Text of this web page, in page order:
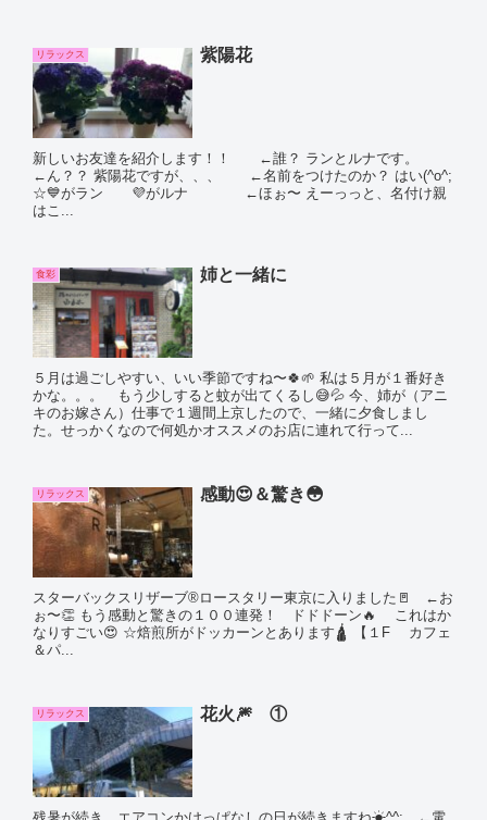
リラックス 紫陽花
新しいお友達を紹介します！！ ←誰？ ランとルナです。
←ん？？ 紫陽花ですが、、、 ←名前をつけたのか？ はい(^o^;
☆💙がラン 💜がルナ ←ほぉ〜 えーっっと、名付け親
はこ...
食彩 姉と一緒に
５月は過ごしやすい、いい季節ですね〜🍀🌱 私は５月が１番好き
かな。。。 もう少しすると蚊が出てくるし😅💦 今、姉が（アニ
キのお嫁さん）仕事で１週間上京したので、一緒に夕食しまし
た。せっかくなので何処かオススメのお店に連れて行って...
リラックス 感動😍＆驚き😳
スターバックスリザーブ®︎ロースタリー東京に入りました🚪 ←お
ぉ〜👏 もう感動と驚きの１００連発！ ドドドーン🔥 これはか
なりすごい😍 ☆焙煎所がドッカーンとあります🛕 【１F カフェ
＆パ...
リラックス 花火🎆 ①